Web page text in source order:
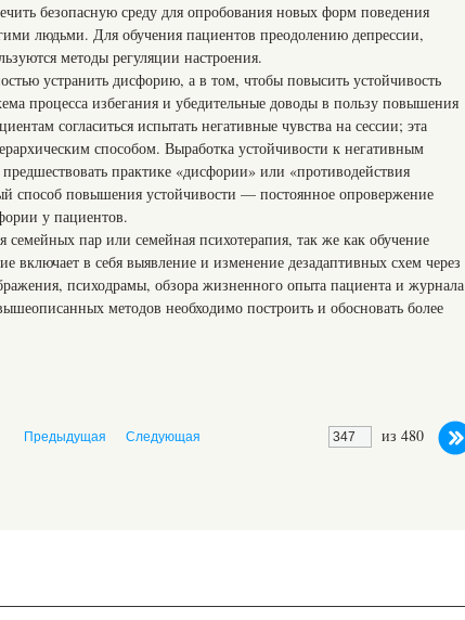
безопасную среду для опробования новых форм поведения
людьми. Для обучения пациентов преодолению депрессии,
методы регуляции настроения.
устранить дисфорию, а в том, чтобы повысить устойчивость
процесса избегания и убедительные доводы в пользу повышения
согласиться испытать негативные чувства на сессии; эта
способом. Выработка устойчивости к негативным
практике «дисфории» или «противодействия
способ повышения устойчивости — постоянное опровержение
у пациентов.
семейных пар или семейная психотерапия, так же как обучение
включает в себя выявление и изменение дезадаптивных схем через
психодрамы, обзора жизненного опыта пациента и журнала
методов необходимо построить и обосновать более
из 480
Предыдущая Следующая